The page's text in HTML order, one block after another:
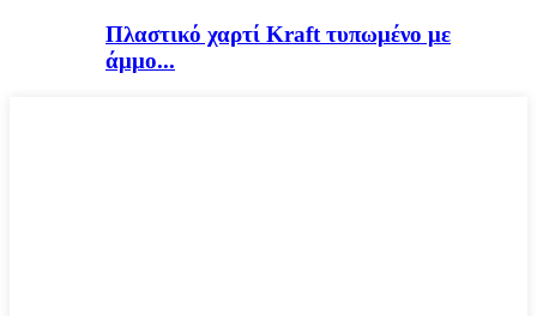
Πλαστικό χαρτί Kraft τυπωμένο με
άμμο...